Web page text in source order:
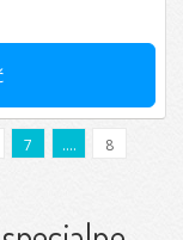
7 .... 8